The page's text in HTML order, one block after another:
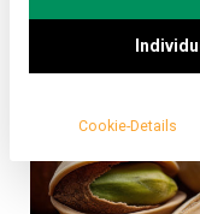
Cookie-Details